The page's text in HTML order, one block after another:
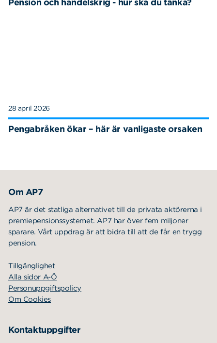
Pension och handelskrig - hur ska du tänka?
28 april 2026
Pengabråken ökar – här är vanligaste orsaken
Om AP7
AP7 är det statliga alternativet till de privata aktörerna i
premiepensionssystemet. AP7 har över fem miljoner
sparare. Vårt uppdrag är att bidra till att de får en trygg
pension.
Tillgänglighet
Alla sidor A-Ö
Personuppgiftspolicy
Om Cookies
Kontaktuppgifter